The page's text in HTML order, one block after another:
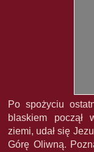
Po spożyciu
blaskiem począł
ziemi, udał się
Górę Oliwną.